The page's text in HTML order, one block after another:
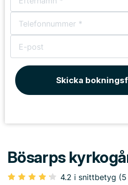
Skicka
Bösarps
4.2 i snittbetyg (5